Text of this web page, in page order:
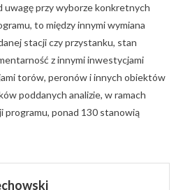
uwagę przy wyborze konkretnych
to między innymi wymiana
stacji czy przystanku, stan
z innymi inwestycjami
torów, peronów i innych obiektów
poddanych analizie, w ramach
programu, ponad 130 stanowią